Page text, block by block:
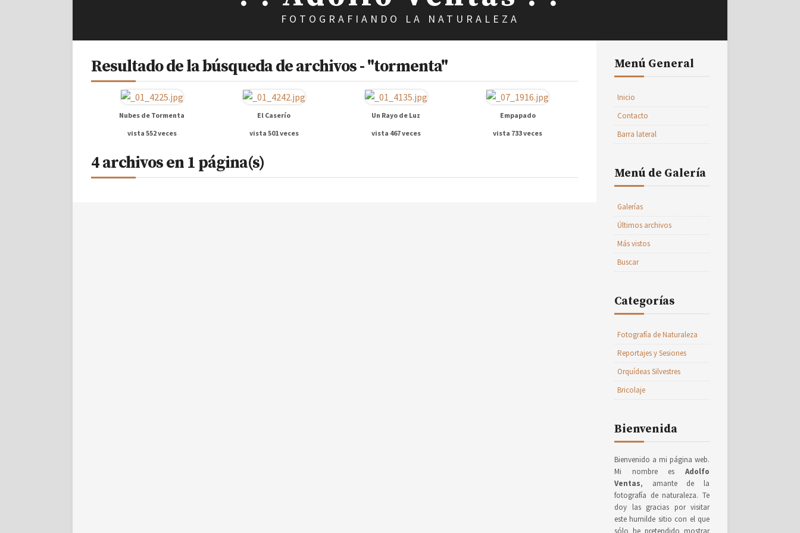
FOTOGRAFIANDO LA NATURALEZA
Resultado de la búsqueda de archivos - "tormenta"
Nubes de Tormenta
vista 552 veces
El Caserío
vista 501 veces
Un Rayo de Luz
vista 467 veces
Empapado
vista 733 veces
4 archivos en 1 página(s)
Menú General
Inicio
Contacto
Barra lateral
Menú de Galería
Galerías
Últimos archivos
Más vistos
Buscar
Categorías
Fotografía de Naturaleza
Reportajes y Sesiones
Orquídeas Silvestres
Bricolaje
Bienvenida
Bienvenido a mi página web.
Mi nombre es Adolfo
Ventas, amante de la
fotografía de naturaleza. Te
doy las gracias por visitar
este humilde sitio con el que
sólo he pretendido mostrar